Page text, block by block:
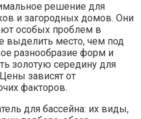
решение для
и загородных домов. Они
особых проблем в
выделить место, чем под
разнообразие форм и
золотую середину для
зависят от
факторов.
для бассейна: их виды,